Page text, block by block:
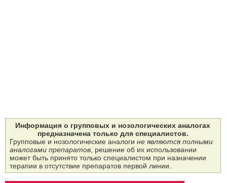
Информация о групповых и нозологических аналогах
предназначена только для специалистов.
Групповые и нозологические аналоги не являются полными
аналогами препаратов, решение об их использовании
может быть принято только специалистом при назначении
терапии в отсутствие препаратов первой линии.